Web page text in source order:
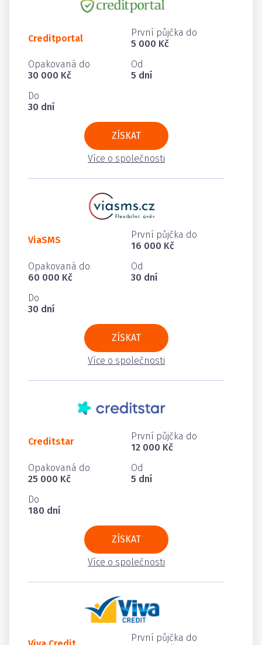
Creditportal
První půjčka do
5 000 Kč
Opakovaná do
30 000 Kč
Od
5 dní
Do
30 dní
ZÍSKAT
Více o společnosti
ViaSMS
První půjčka do
16 000 Kč
Opakovaná do
60 000 Kč
Od
30 dní
Do
30 dní
ZÍSKAT
Více o společnosti
Creditstar
První půjčka do
12 000 Kč
Opakovaná do
25 000 Kč
Od
5 dní
Do
180 dní
ZÍSKAT
Více o společnosti
První půjčka do